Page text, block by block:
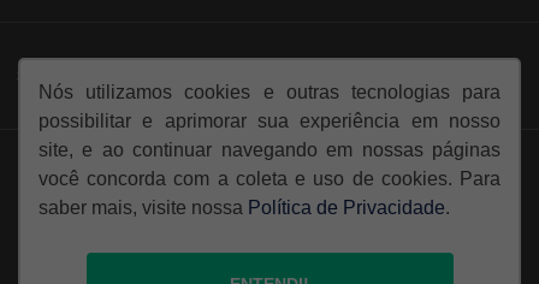
SIGA-NOS:
Nós utilizamos cookies e outras tecnologias para
possibilitar e aprimorar sua experiência em nosso
site, e ao continuar navegando em nossas páginas
você concorda com a coleta e uso de cookies. Para
saber mais, visite nossa Política de Privacidade.